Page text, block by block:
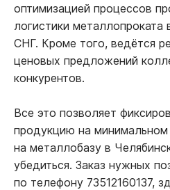
оптимизацией процессов
логистики металлопроката
СНГ. Кроме того, ведётся
ценовых предложений
конкурентов.
Все это позволяет
продукцию на
на металлобазу в
убедиться. Заказ нужных
по телефону 73512160137,